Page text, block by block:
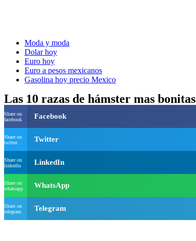
Moda y moda
Dolar hoy
Euro hoy
Euro a pesos mexicanos
Gasolina hoy precio Mexico
Las 10 razas de hámster mas bonitas
Share on
facebook
Facebook
Share on
twitter
Twitter
Share on
linkedin
LinkedIn
Share on
whatsapp
WhatsApp
Share on
telegram
Telegram